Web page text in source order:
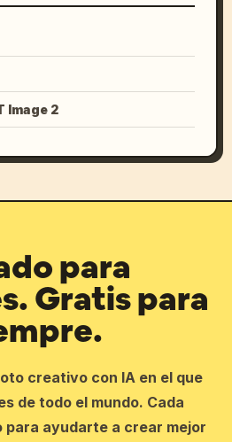
Image 2
para
Gratis para
creativo con IA en el que
de todo el mundo. Cada
para ayudarte a crear mejor